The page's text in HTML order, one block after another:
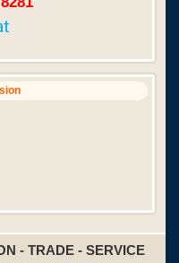
- TRADE - SERVICE